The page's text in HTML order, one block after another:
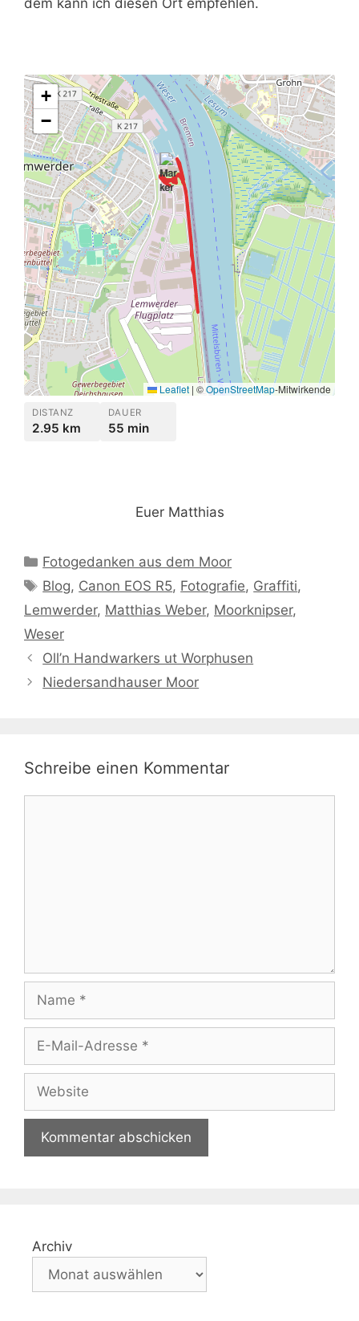
+
−
Leaflet | ©OpenStreetMap-Mitwirkende
DISTANZ
2.95 km
DAUER
55 min
Euer Matthias
Kategorien
Fotogedanken aus dem Moor
Schlagwörter
Blog, Canon EOS R5, Fotografie, Graffiti,
Lemwerder, Matthias Weber, Moorknipser,
Weser
Oll’n Handwarkers ut Worphusen
Niedersandhauser Moor
Schreibe einen Kommentar
Name
Adresse
Website
Archiv